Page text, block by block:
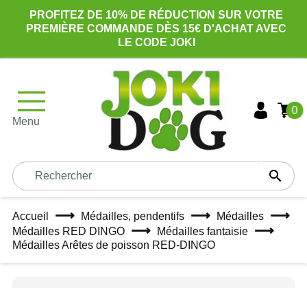
PROFITEZ DE 10% DE RÉDUCTION SUR VOTRE
PREMIÈRE COMMANDE DÈS 15€ D'ACHAT AVEC
LE CODE JOKI
Menu

0
Accueil Médailles, pendentifs
Médailles
Médailles RED DINGO
Médailles fantaisie
Médailles Arêtes de poisson RED-DINGO